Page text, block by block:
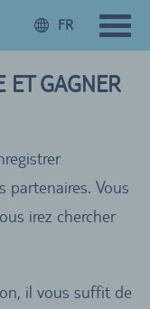
FR
ET GAGNER
partenaires. Vous
irez chercher
il vous suffit de